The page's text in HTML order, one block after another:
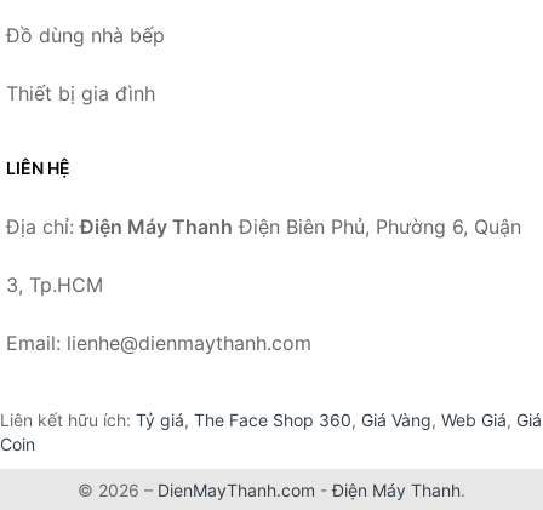
Đồ dùng nhà bếp
Thiết bị gia đình
LIÊN HỆ
Địa chỉ:Điện Máy Thanh Điện Biên Phủ, Phường 6, Quận
3, Tp.HCM
Email: lienhe@dienmaythanh.com
Liên kết hữu ích: Tỷ giá, The Face Shop 360, Giá Vàng, Web Giá, Giá
Coin
© 2026 – DienMayThanh.com -Điện Máy Thanh.